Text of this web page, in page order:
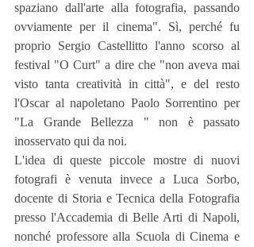
spaziano dall'arte alla fotografia, passando
ovviamente per il cinema". Sì, perché fu
proprio Sergio Castellitto l'anno scorso al
festival "O Curt" a dire che "non aveva mai
visto tanta creatività in città", e del resto
l'Oscar al napoletano Paolo Sorrentino per
"La Grande Bellezza " non è passato
inosservato qui da noi.
L'idea di queste piccole mostre di nuovi
fotografi è venuta invece a Luca Sorbo,
docente di Storia e Tecnica della Fotografia
presso l'Accademia di Belle Arti di Napoli,
nonché professore alla Scuola di Cinema e